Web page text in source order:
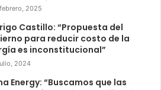
2025
Castillo: “Propuesta del
para reducir costo de la
es inconstitucional”
2024
Energy: “Buscamos que las